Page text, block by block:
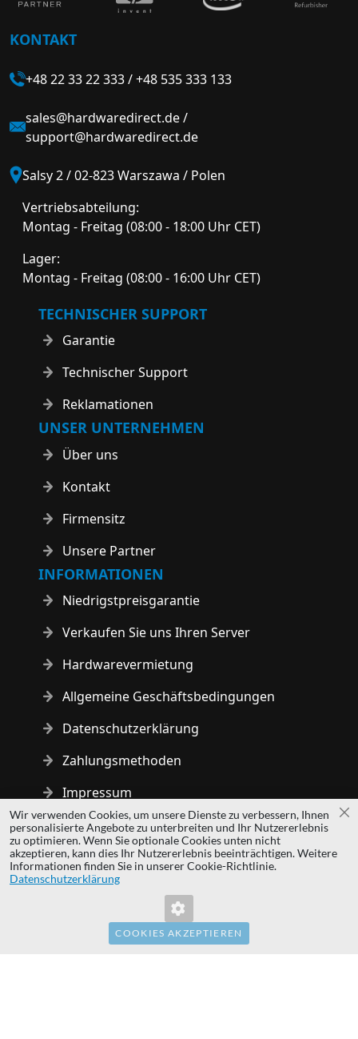
KONTAKT
+48 22 33 22 333/+48 535 333 133
sales@hardwaredirect.de/
support@hardwaredirect.de
Salsy 2 / 02-823 Warszawa / Polen
Vertriebsabteilung:
Montag - Freitag (08:00 - 18:00 Uhr CET)
Lager:
Montag - Freitag (08:00 - 16:00 Uhr CET)
TECHNISCHER SUPPORT
Garantie
Technischer Support
Reklamationen
UNSER UNTERNEHMEN
Über uns
Kontakt
Firmensitz
Unsere Partner
INFORMATIONEN
Niedrigstpreisgarantie
Verkaufen Sie uns Ihren Server
Hardwarevermietung
Allgemeine Geschäftsbedingungen
Datenschutzerklärung
Zahlungsmethoden
Impressum
Copyright © 2014 - 2026 MS Development | All rights reserved
| All logos and trademarks are properties of their respective
owners.
Wir verwenden Cookies, um unsere Dienste zu verbessern, Ihnen
personalisierte Angebote zu unterbreiten und Ihr Nutzererlebnis
zu optimieren. Wenn Sie optionale Cookies unten nicht
akzeptieren, kann dies Ihr Nutzererlebnis beeinträchtigen. Weitere
Informationen finden Sie in unserer Cookie-Richtlinie.
Datenschutzerklärung
COOKIES AKZEPTIEREN